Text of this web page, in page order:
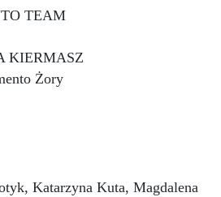
TEAM
KIERMASZ
Żory
Katarzyna Kuta, Magdalena